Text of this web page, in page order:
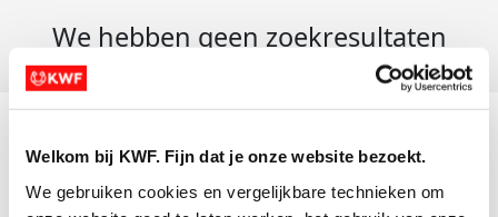
Welkom bij KWF. Fijn dat je onze website bezoekt.
We gebruiken cookies en vergelijkbare technieken om
We hebben geen zoekresultaten
Actiematerialen
Evenementen